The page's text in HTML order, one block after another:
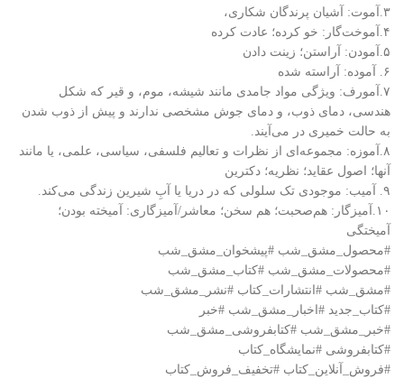
۳.آموت: آشیان پرندگان شکاری،
۴.آموخت‌گار: خو کرده؛ عادت کرده
۵.آمودن: آراستن؛ زینت دادن
۶. آموده: آراسته شده
۷.آمورف: ویژگی مواد جامدی مانند شیشه، موم، و قیر که شکل
هندسی، دمای ذوب، و دمای جوش مشخصی ندارند و پیش از ذوب شدن
به حالت خمیری در می‌آیند.
۸.آموزه: مجموعه‌ای از نظرات و تعالیم فلسفی، سیاسی، علمی، یا مانند
آنها؛ اصول عقاید؛ نظریه؛ دکترین
۹. آمیب: موجودی تک سلولی که در دریا یا آبِ شیرین زندگی می‌کند.
۱۰.آمیزگار: هم‌صحبت؛ هم سخن؛ معاشر/آمیزگاری: آمیخته بودن؛
آمیختگی
#محصول_مشق_شب #پیشخوان_مشق_شب
#محصولات_مشق_شب #کتاب_مشق_شب
#مشق_شب #انتشارات_کتاب #نشر_مشق_شب
#کتاب_جدید #اخبار_مشق_شب #خبر
#خبر_مشق_شب #کتابفروشی_مشق_شب
#کتابفروشی #نمایشگاه_کتاب
#فروش_آنلاین_کتاب #تخفیف_فروش_کتاب